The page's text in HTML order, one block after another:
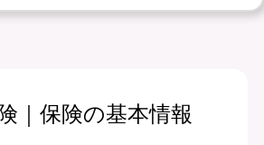
｜保険の基本情報